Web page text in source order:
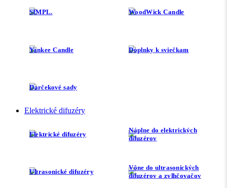
SIMPL. WoodWick Candle
Yankee Candle Doplnky k sviečkam
Darčekové sady
Elektrické difuzéry
Elektrické difuzéry
Náplne do elektrických
difuzérov
Ultrasonické difuzéry
Vône do ultrasonických
difuzérov a zvlhčovačov